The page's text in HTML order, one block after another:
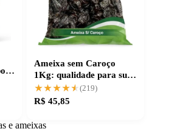
Ameixa sem Caroço
1Kg: qualidade para suas
receitas
★★★★★
★★★★★(219)
R$ 45,85
e ameixas